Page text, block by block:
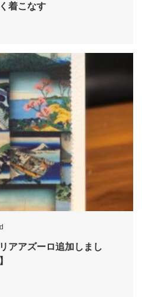
着こなす
アアズーロ追加しまし